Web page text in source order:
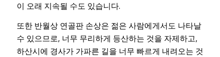
이 오래 지속될 수도 있습니다.
또한 반월상 연골판 손상은 젊은 사람에게서도 나타날
수 있으므로, 너무 무리하게 등산하는 것을 자제하고,
하산시에 경사가 가파른 길을 너무 빠르게 내려오는 것